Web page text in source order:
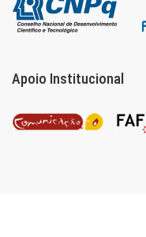
Apoio Institucional